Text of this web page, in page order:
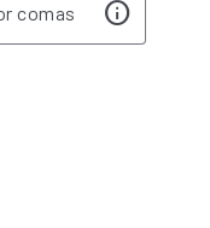
Estados